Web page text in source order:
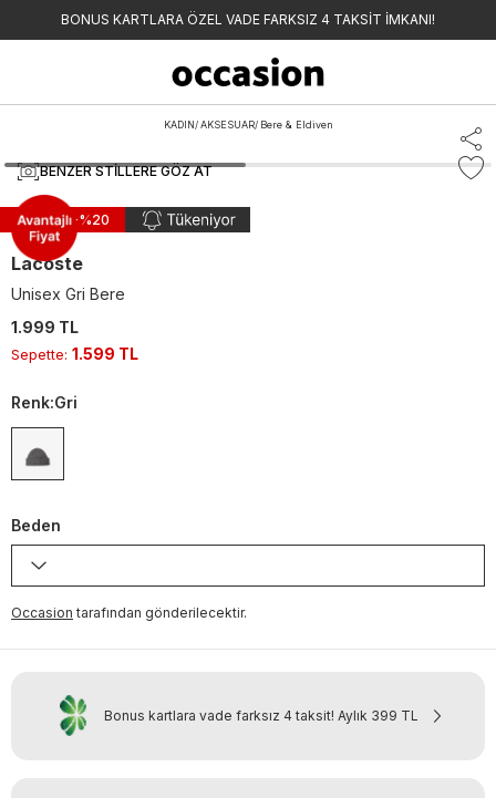
BONUS KARTLARA ÖZEL VADE FARKSIZ 4 TAKSİT İMKANI!
KADIN/ AKSESUAR/ Bere & Eldiven
BENZER STILLERE GÖZ AT
Sepette -%20
Lacoste
Unisex Gri Bere
1.999 TL
Sepette: 1.599 TL
Renk:Gri
Beden
Occasion tarafından gönderilecektir.
Bonus kartlara vade farksız 4 taksit! Aylık 399 TL